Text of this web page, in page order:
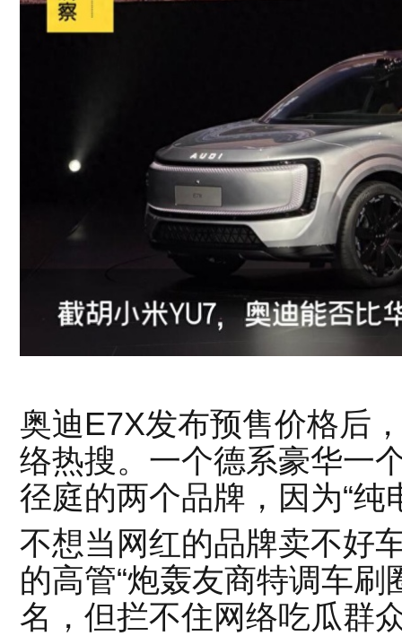
奥迪E7X发布预售价格后
络热搜。一个德系豪华一
径庭的两个品牌，因为“纯
不想当网红的品牌卖不好
的高管“炮轰友商特调车刷
名，但拦不住网络吃瓜群